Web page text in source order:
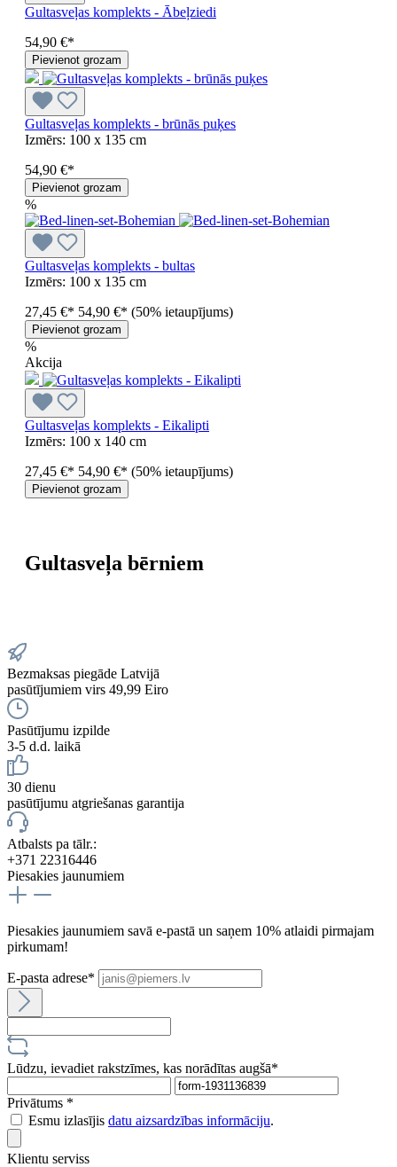
Gultasveļas komplekts - Ābeļziedi
54,90 €*
Pievienot grozam
Gultasveļas komplekts - brūnās puķes
Izmērs: 100 x 135 cm
54,90 €*
Pievienot grozam
%
Gultasveļas komplekts - bultas
Izmērs: 100 x 135 cm
27,45 €* 54,90 €* (50% ietaupījums)
Pievienot grozam
%
Akcija
Gultasveļas komplekts - Eikalipti
Izmērs: 100 x 140 cm
27,45 €* 54,90 €* (50% ietaupījums)
Pievienot grozam
Gultasveļa bērniem
Bezmaksas piegāde Latvijā
pasūtījumiem virs 49,99 Eiro
Pasūtījumu izpilde
3-5 d.d. laikā
30 dienu
pasūtījumu atgriešanas garantija
Atbalsts pa tālr.:
+371 22316446
Piesakies jaunumiem
Piesakies jaunumiem savā e-pastā un saņem 10% atlaidi pirmajam
pirkumam!
E-pasta adrese*
Lūdzu, ievadiet rakstzīmes, kas norādītas augšā*
Privātums *
Esmu izlasījis datu aizsardzības informāciju.
Klientu serviss